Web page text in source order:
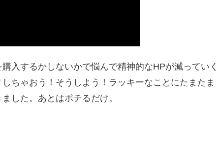
入するかしないかで悩んで精神的なHPが減っていく
ちゃおう！そうしよう！ラッキーなことにたまたま
した。あとはポチるだけ。